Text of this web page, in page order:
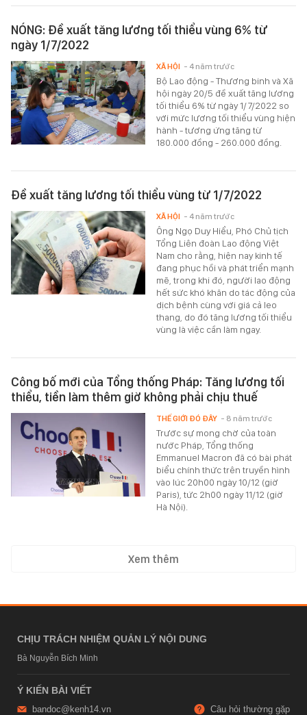
NÓNG: Đề xuất tăng lương tối thiểu vùng 6% từ
ngày 1/7/2022
Bộ Lao động - Thương binh và Xã
hội ngày 20/5 đề xuất tăng lương
tối thiểu 6% từ ngày 1/7/2022 so
với mức lương tối thiểu vùng hiện
hành - tương ứng tăng từ
180.000 đồng - 260.000 đồng.
XÃ HỘI - 4 năm trước
Đề xuất tăng lương tối thiểu vùng từ 1/7/2022
Ông Ngọ Duy Hiểu, Phó Chủ tịch
Tổng Liên đoàn Lao động Việt
Nam cho rằng, hiện nay kinh tế
đang phục hồi và phát triển mạnh
mẽ, trong khi đó, người lao động
hết sức khó khăn do tác động của
dịch bệnh cùng với giá cả leo
thang, do đó tăng lương tối thiểu
vùng là việc cần làm ngay.
XÃ HỘI - 4 năm trước
Công bố mới của Tổng thống Pháp: Tăng lương tối
thiểu, tiền làm thêm giờ không phải chịu thuế
Trước sự mong chờ của toàn
nước Pháp, Tổng thống
Emmanuel Macron đã có bài phát
biểu chính thức trên truyền hình
vào lúc 20h00 ngày 10/12 (giờ
Paris), tức 2h00 ngày 11/12 (giờ
Hà Nội).
THẾ GIỚI ĐÓ ĐÂY - 8 năm trước
Xem thêm
CHỊU TRÁCH NHIỆM QUẢN LÝ NỘI DUNG
Bà Nguyễn Bích Minh
Ý KIẾN BÀI VIẾT
bandoc@kenh14.vn Câu hỏi thường gặp